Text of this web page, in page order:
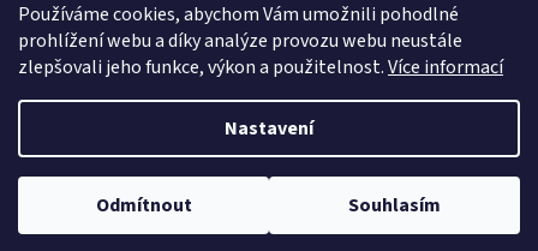
Používáme cookies, abychom Vám umožnili pohodlné
prohlížení webu a díky analýze provozu webu neustále
zlepšovali jeho funkce, výkon a použitelnost.Více informací
Nastavení
Odmítnout Souhlasím
Kontakt
Vytvořil Shoptet
Copyright 2026Safitech.cz . Všechna práva vyhrazena.